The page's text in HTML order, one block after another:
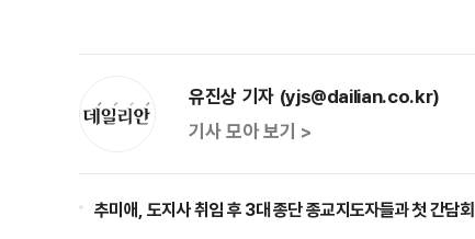
유진상 기자 (yjs@dailian.co.kr)
기사 모아 보기 >
추미애, 도지사 취임 후 3대 종단 종교지도자들과 첫 간담회